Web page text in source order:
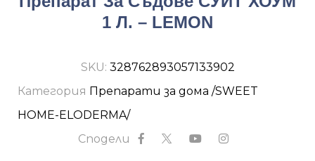
1 Л. – LEMON
SKU: 328762893057133902
Категория Препарати за дома /SWEET
HOME-ELODERMA/
Сподели